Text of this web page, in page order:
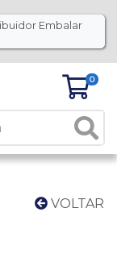
Embalar
0
VOLTAR